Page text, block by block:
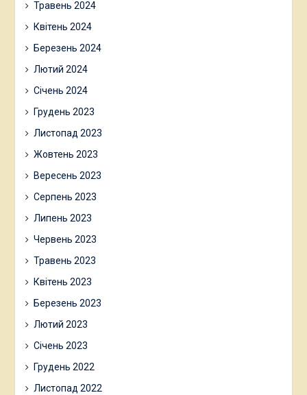
Травень 2024
Квітень 2024
Березень 2024
Лютий 2024
Січень 2024
Грудень 2023
Листопад 2023
Жовтень 2023
Вересень 2023
Серпень 2023
Липень 2023
Червень 2023
Травень 2023
Квітень 2023
Березень 2023
Лютий 2023
Січень 2023
Грудень 2022
Листопад 2022